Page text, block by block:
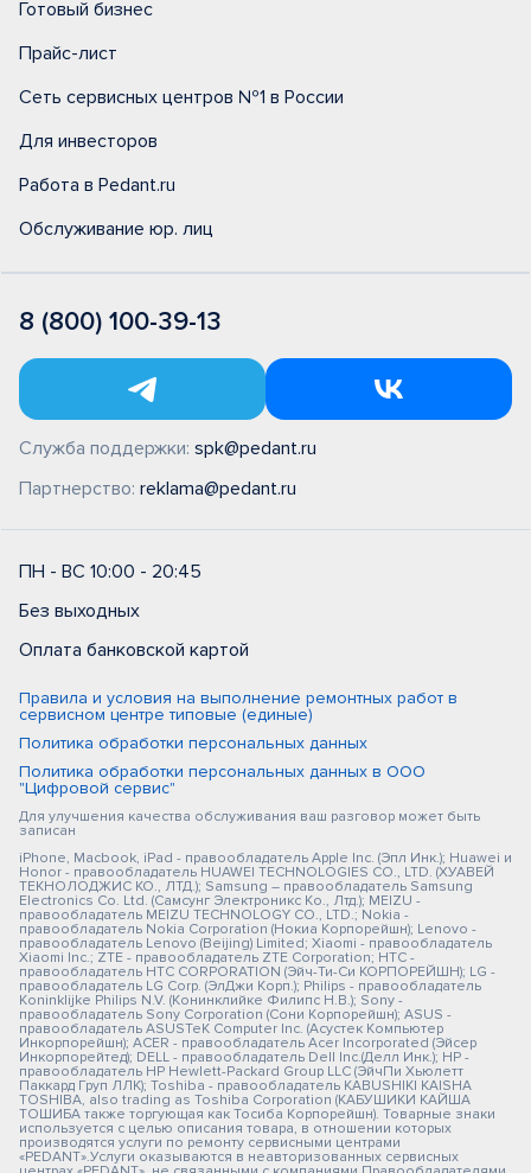
Готовый бизнес
Прайс-лист
Сеть сервисных центров №1 в России
Для инвесторов
Работа в Pedant.ru
Обслуживание юр. лиц
8 (800) 100-39-13
Служба поддержки: spk@pedant.ru
Партнерство: reklama@pedant.ru
ПН - ВС 10:00 - 20:45
Без выходных
Оплата банковской картой
Правила и условия на выполнение ремонтных работ в
сервисном центре типовые (единые)
Политика обработки персональных данных
Политика обработки персональных данных в ООО
"Цифровой сервис"
Для улучшения качества обслуживания ваш разговор может быть
записан
iPhone, Macbook, iPad - правообладатель Apple Inc. (Эпл Инк.); Huawei и
Honor - правообладатель HUAWEI TECHNOLOGIES CO., LTD. (ХУАВЕЙ
ТЕКНОЛОДЖИС КО., ЛТД.); Samsung – правообладатель Samsung
Electronics Co. Ltd. (Самсунг Электроникс Ко., Лтд.); MEIZU -
правообладатель MEIZU TECHNOLOGY CO., LTD.; Nokia -
правообладатель Nokia Corporation (Нокиа Корпорейшн); Lenovo -
правообладатель Lenovo (Beijing) Limited; Xiaomi - правообладатель
Xiaomi Inc.; ZTE - правообладатель ZTE Corporation; HTC -
правообладатель HTC CORPORATION (Эйч-Ти-Си КОРПОРЕЙШН); LG -
правообладатель LG Corp. (ЭлДжи Корп.); Philips - правообладатель
Koninklijke Philips N.V. (Конинклийке Филипс Н.В.); Sony -
правообладатель Sony Corporation (Сони Корпорейшн); ASUS -
правообладатель ASUSTeK Computer Inc. (Асустек Компьютер
Инкорпорейшн); ACER - правообладатель Acer Incorporated (Эйсер
Инкорпорейтед); DELL - правообладатель Dell Inc.(Делл Инк.); HP -
правообладатель HP Hewlett-Packard Group LLC (ЭйчПи Хьюлетт
Паккард Груп ЛЛК); Toshiba - правообладатель KABUSHIKI KAISHA
TOSHIBA, also trading as Toshiba Corporation (КАБУШИКИ КАЙША
ТОШИБА также торгующая как Тосиба Корпорейшн). Товарные знаки
используется с целью описания товара, в отношении которых
производятся услуги по ремонту сервисными центрами
«PEDANT».Услуги оказываются в неавторизованных сервисных